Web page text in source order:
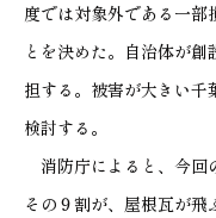
度では対象外である一部
とを決めた。自治体が
担する。被害が大きい
検討する。
消防庁によると、今回
その９割が、屋根瓦が